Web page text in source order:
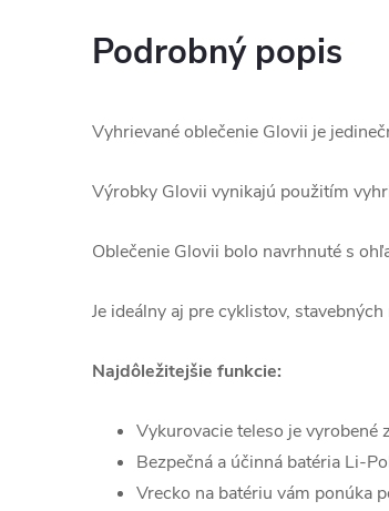
Podrobný popis
Vyhrievané oblečenie Glovii je
Výrobky Glovii vynikajú použitím
Oblečenie Glovii bolo navrhnuté s
Je ideálny aj pre cyklistov,
Najdôležitejšie funkcie:
Vykurovacie teleso je
Bezpečná a účinná batéria Li-
Vrecko na batériu vám ponúka